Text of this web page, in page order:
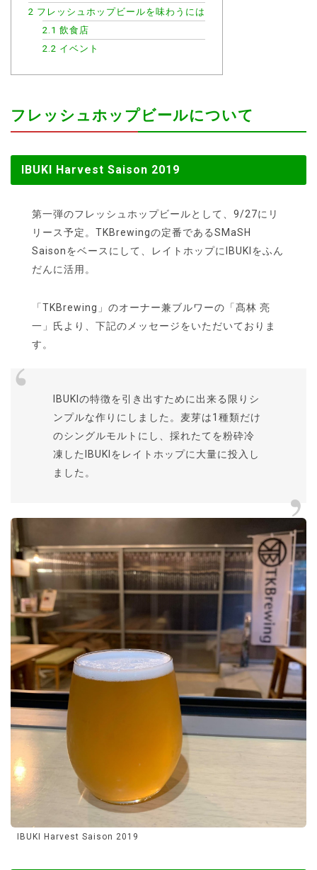
2 フレッシュホップビールを味わうには
2.1 飲食店
2.2 イベント
フレッシュホップビールについて
IBUKI Harvest Saison 2019
第一弾のフレッシュホップビールとして、9/27にリ
リース予定。TKBrewingの定番であるSMaSH
Saisonをベースにして、レイトホップにIBUKIをふん
だんに活用。
「TKBrewing」のオーナー兼ブルワーの「髙林 亮
一」氏より、下記のメッセージをいただいておりま
す。
IBUKIの特徴を引き出すために出来る限りシ
ンプルな作りにしました。麦芽は1種類だけ
のシングルモルトにし、採れたてを粉砕冷
凍したIBUKIをレイトホップに大量に投入し
ました。
IBUKI Harvest Saison 2019